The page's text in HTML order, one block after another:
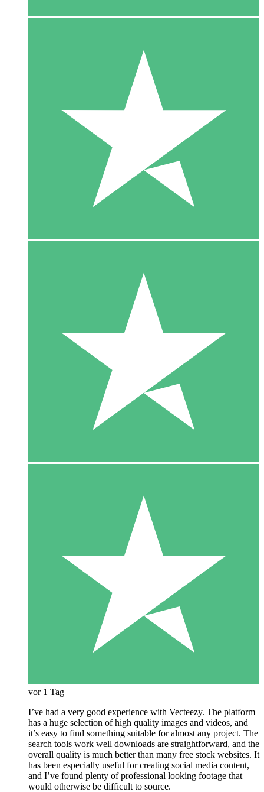
vor 1 Tag
I’ve had a very good experience with Vecteezy. The platform
has a huge selection of high quality images and videos, and
it’s easy to find something suitable for almost any project. The
search tools work well downloads are straightforward, and the
overall quality is much better than many free stock websites. It
has been especially useful for creating social media content,
and I’ve found plenty of professional looking footage that
would otherwise be difficult to source.